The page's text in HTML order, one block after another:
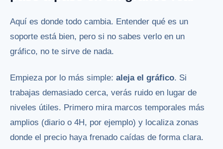
Aquí es donde todo cambia. Entender qué es un
soporte está bien, pero si no sabes verlo en un
gráfico, no te sirve de nada.
Empieza por lo más simple: aleja el gráfico. Si
trabajas demasiado cerca, verás ruido en lugar de
niveles útiles. Primero mira marcos temporales más
amplios (diario o 4H, por ejemplo) y localiza zonas
donde el precio haya frenado caídas de forma clara.